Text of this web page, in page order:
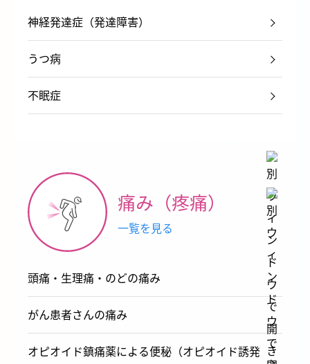
神経発達症（発達障害）
うつ病
不眠症
痛み（疼痛）
一覧を見る
頭痛・生理痛・のどの痛み
がん患者さんの痛み
オピオイド鎮痛薬による便秘（オピオイド誘発